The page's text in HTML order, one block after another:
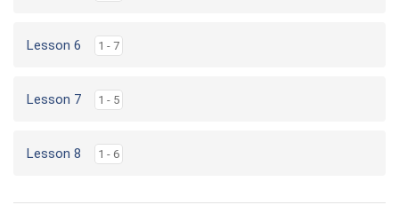
Lesson 6 1 - 7
Lesson 7 1 - 5
Lesson 8 1 - 6